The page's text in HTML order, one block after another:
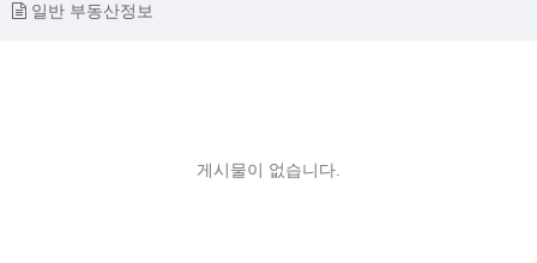
일반 부동산정보
게시물이 없습니다.